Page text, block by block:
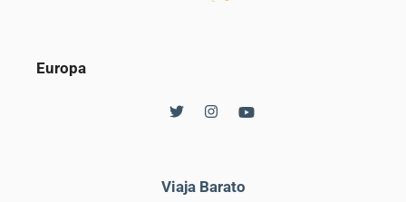
Europa
Viaja Barato